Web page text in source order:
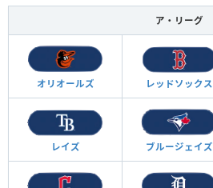
ア・リーグ
オリオールズ レッドソックス
レイズ ブルージェイズ